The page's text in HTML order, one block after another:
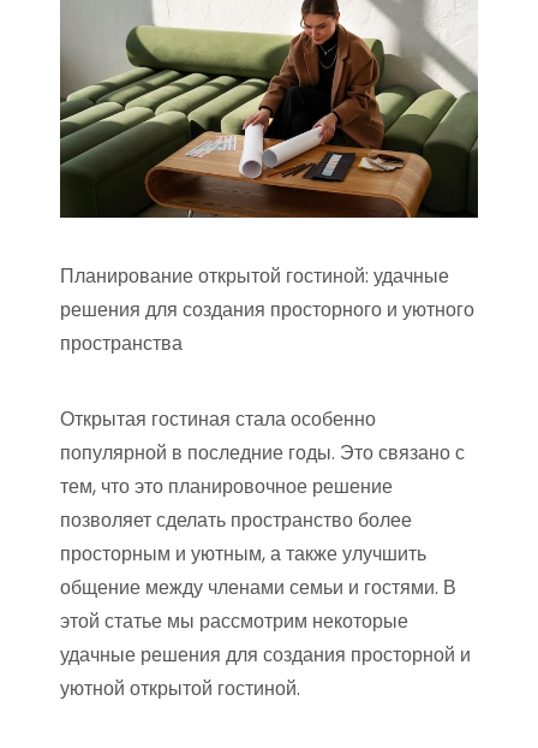
Планирование открытой гостиной: удачные
решения для создания просторного и уютного
пространства
Открытая гостиная стала особенно
популярной в последние годы. Это связано с
тем, что это планировочное решение
позволяет сделать пространство более
просторным и уютным, а также улучшить
общение между членами семьи и гостями. В
этой статье мы рассмотрим некоторые
удачные решения для создания просторной и
уютной открытой гостиной.